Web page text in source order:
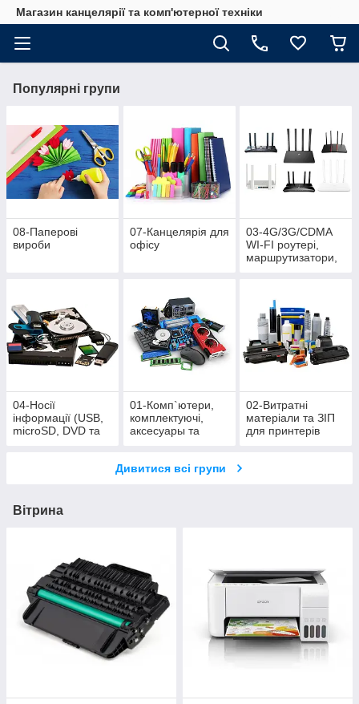
Магазин канцелярії та комп'ютерної техніки
Популярні групи
08-Паперові
вироби
07-Канцелярія для
офісу
03-4G/3G/CDMA
WI-FI роутері,
маршрутизатори,
04-Носії
інформації (USB,
microSD, DVD та
01-Комп`ютери,
комплектуючі,
аксесуары та
02-Витратні
матеріали та ЗІП
для принтерів
Дивитися всі групи
Вітрина